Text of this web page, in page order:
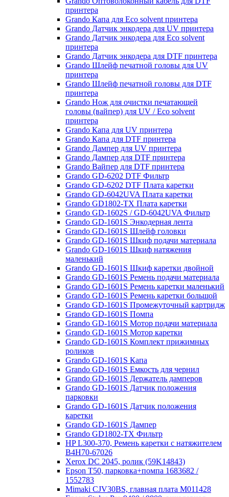
принтера
Grando Капа для Eco solvent принтера
Grando Датчик энкодера для UV принтера
Grando Датчик энкодера для Eco solvent
принтера
Grando Датчик энкодера для DTF принтера
Grando Шлейф печатной головы для UV
принтера
Grando Шлейф печатной головы для DTF
принтера
Grando Нож для очистки печатающей
головы (вайпер) для UV / Eco solvent
принтера
Grando Капа для UV принтера
Grando Капа для DTF принтера
Grando Дампер для UV принтера
Grando Дампер для DTF принтера
Grando Вайпер для DTF принтера
Grando GD-6202 DTF Фильтр
Grando GD-6202 DTF Плата каретки
Grando GD-6042UVA Плата каретки
Grando GD1802-TX Плата каретки
Grando GD-1602S / GD-6042UVA Фильтр
Grando GD-1601S Энкодерная лента
Grando GD-1601S Шлейф головки
Grando GD-1601S Шкиф подачи материала
Grando GD-1601S Шкиф натяжения
маленький
Grando GD-1601S Шкиф каретки двойной
Grando GD-1601S Ремень подачи материала
Grando GD-1601S Ремень каретки маленький
Grando GD-1601S Ремень каретки большой
Grando GD-1601S Промежуточный картридж
Grando GD-1601S Помпа
Grando GD-1601S Мотор подачи материала
Grando GD-1601S Мотор каретки
Grando GD-1601S Комплект прижимных
роликов
Grando GD-1601S Капа
Grando GD-1601S Емкость для чернил
Grando GD-1601S Держатель дамперов
Grando GD-1601S Датчик положения
парковки
Grando GD-1601S Датчик положения
каретки
Grando GD-1601S Дампер
Grando GD1802-TX Фильтр
HP L300-370, Ремень каретки с натяжителем
В4Н70-67026
Xerox DC 2045, ролик (59K14843)
Epson T50, парковка+помпа 1683682 /
1552783
Mimaki CJV30BS, главная плата M011428